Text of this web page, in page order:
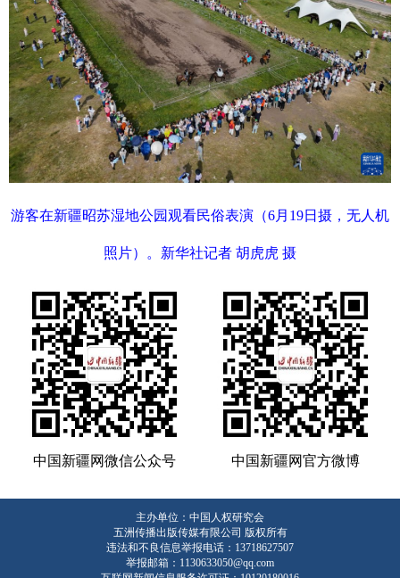
游客在新疆昭苏湿地公园观看民俗表演（6月19日摄，无人机
照片）。新华社记者 胡虎虎 摄
中国新疆网微信公众号 中国新疆网官方微博
主办单位：中国人权研究会
五洲传播出版传媒有限公司 版权所有
违法和不良信息举报电话：13718627507
举报邮箱：1130633050@qq.com